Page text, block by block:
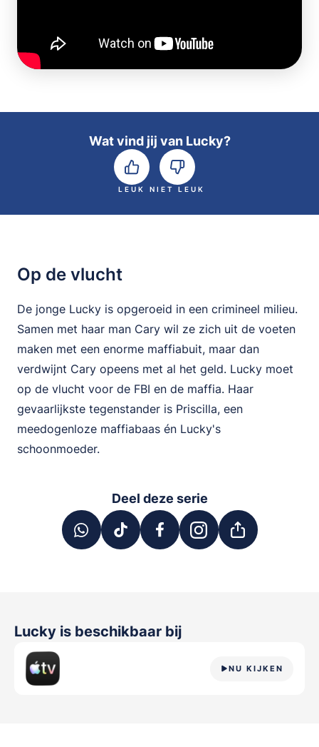
Wat vind jij van Lucky?
LEUK NIET LEUK
Op de vlucht
De jonge Lucky is opgeroeid in een crimineel milieu.
Samen met haar man Cary wil ze zich uit de voeten
maken met een enorme maffiabuit, maar dan
verdwijnt Cary opeens met al het geld. Lucky moet
op de vlucht voor de FBI en de maffia. Haar
gevaarlijkste tegenstander is Priscilla, een
meedogenloze maffiabaas én Lucky's
schoonmoeder.
Deel deze serie
Lucky is beschikbaar bij
NU KIJKEN